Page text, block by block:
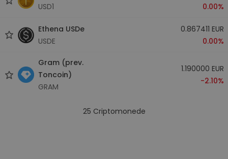
USD1
0.00%
Ethena USDe
USDE
0.867411 EUR
0.00%
Gram (prev.
Toncoin)
GRAM
1.190000 EUR
-2.10%
25 Criptomonede